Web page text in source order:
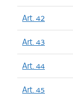
Art. 42
Art. 43
Art. 44
Art. 45